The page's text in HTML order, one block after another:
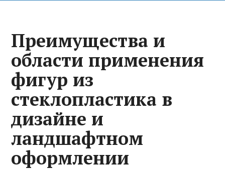
Преимущества и
области применения
фигур из
стеклопластика в
дизайне и
ландшафтном
оформлении